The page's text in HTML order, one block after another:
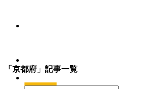
「京都府」記事一覧